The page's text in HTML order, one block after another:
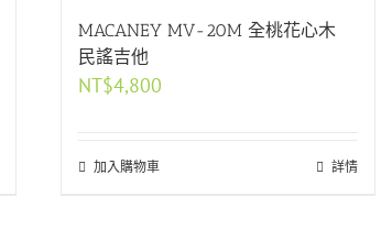
MACANEY MV-20M 全桃花心木
民謠吉他
NT$4,800
加入購物車 詳情